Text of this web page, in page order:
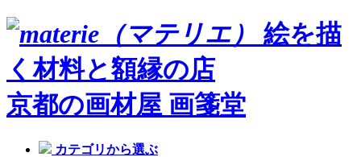
絵を描
く材料と額縁の店
京都の画材屋 画箋堂
カテゴリから選ぶ